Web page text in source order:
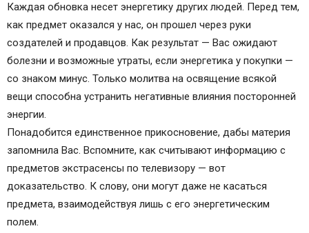
Православные иконы и молитвы
Информационный сайт про иконы, молитвы,
православные традиции.
Молитва на освящение всякой вещи
Молитва мирянина на освящение всякой вещи
Как правильно читается молитва на освящение
Молитва на освящение всякой вещи
Как очистить вещь от негативной
энергии..+ЧИСТКА ВЕЩЕЙ ОТ
ЭНЕРГЕТИЧЕСКОГО НЕГАТИВА+МОЛИТВА НА
ОСВЯЩЕНИЕ ВСЯКОЙ ВЕЩИ,+4 способа
Каждая обновка несет энергетику других людей. Перед тем,
как предмет оказался у нас, он прошел через руки
создателей и продавцов. Как результат — Вас ожидают
болезни и возможные утраты, если энергетика у покупки —
со знаком минус. Только молитва на освящение всякой
вещи способна устранить негативные влияния посторонней
энергии.
Понадобится единственное прикосновение, дабы материя
запомнила Вас. Вспомните, как считывают информацию с
предметов экстрасенсы по телевизору — вот
доказательство. К слову, они могут даже не касаться
предмета, взаимодействуя лишь с его энергетическим
полем.